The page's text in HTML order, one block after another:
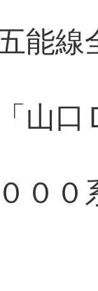
能
山
０